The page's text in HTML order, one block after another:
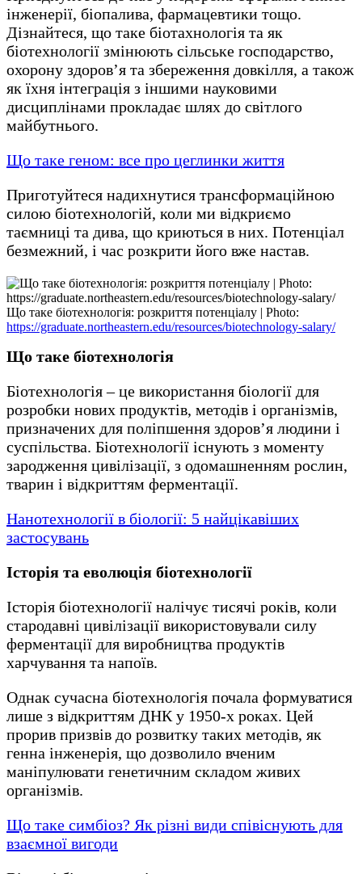
інженерії, біопалива, фармацевтики тощо.
Дізнайтеся, що таке біотахнологія та як
біотехнології змінюють сільське господарство,
охорону здоров’я та збереження довкілля, а також
як їхня інтеграція з іншими науковими
дисциплінами прокладає шлях до світлого
майбутнього.
Що таке геном: все про цеглинки життя
Приготуйтеся надихнутися трансформаційною
силою біотехнологій, коли ми відкриємо
таємниці та дива, що криються в них. Потенціал
безмежний, і час розкрити його вже настав.
Що таке біотехнологія: розкриття потенціалу | Photo:
https://graduate.northeastern.edu/resources/biotechnology-salary/
Що таке біотехнологія
Біотехнологія – це використання біології для
розробки нових продуктів, методів і організмів,
призначених для поліпшення здоров’я людини і
суспільства. Біотехнології існують з моменту
зародження цивілізації, з одомашненням рослин,
тварин і відкриттям ферментації.
Нанотехнології в біології: 5 найцікавіших
застосувань
Історія та еволюція біотехнології
Історія біотехнології налічує тисячі років, коли
стародавні цивілізації використовували силу
ферментації для виробництва продуктів
харчування та напоїв.
Однак сучасна біотехнологія почала формуватися
лише з відкриттям ДНК у 1950-х роках. Цей
прорив призвів до розвитку таких методів, як
генна інженерія, що дозволило вченим
маніпулювати генетичним складом живих
організмів.
Що таке симбіоз? Як різні види співіснують для
взаємної вигоди